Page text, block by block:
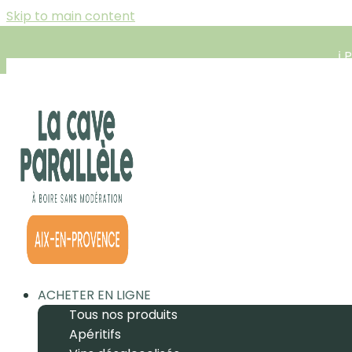
Skip to main content
ℹ️
ACHETER EN LIGNE
Tous nos produits
Apéritifs